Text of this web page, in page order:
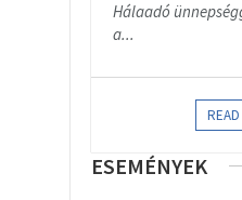
Hálaadó
a...
ESEMÉNYEK